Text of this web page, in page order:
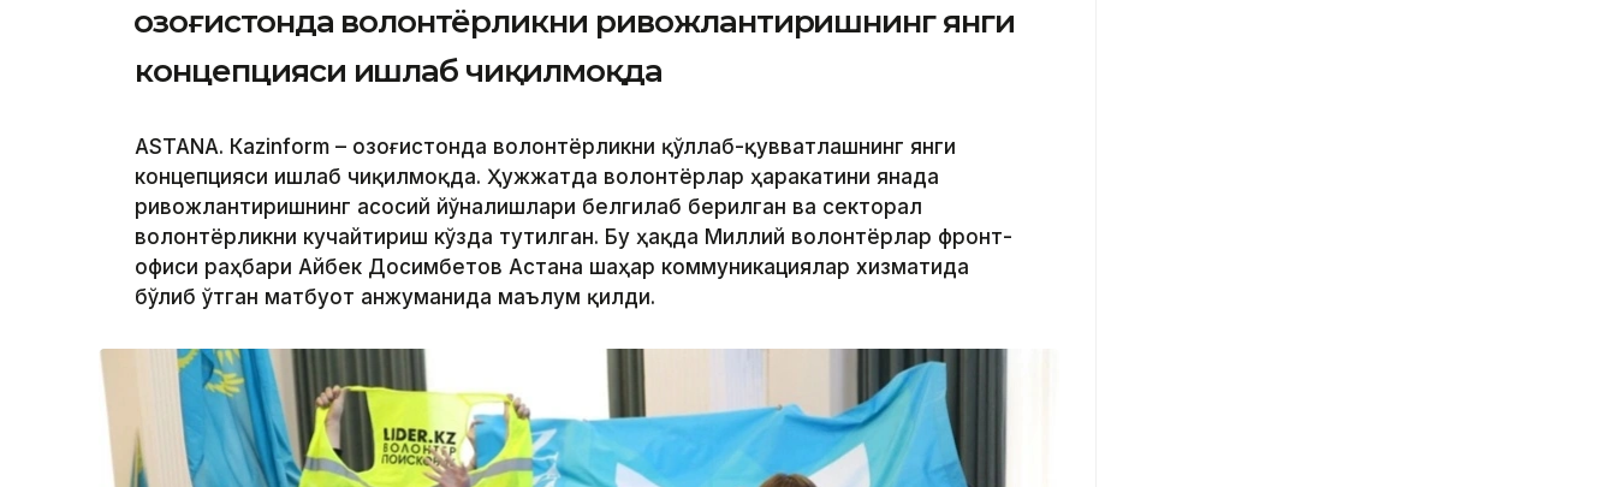
Қозоғистонда волонтёрликни ривожлантиришнинг янги
концепцияси ишлаб чиқилмоқда
ASTANА. Кazinform – Қозоғистонда волонтёрликни қўллаб-қувватлашнинг янги
концепцияси ишлаб чиқилмоқда. Ҳужжатда волонтёрлар ҳаракатини янада
ривожлантиришнинг асосий йўналишлари белгилаб берилган ва секторал
волонтёрликни кучайтириш кўзда тутилган. Бу ҳақда Миллий волонтёрлар фронт-
офиси раҳбари Айбек Досимбетов Астана шаҳар коммуникациялар хизматида
бўлиб ўтган матбуот анжуманида маълум қилди.